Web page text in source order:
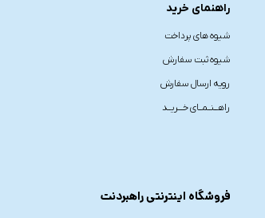
راهنمای خرید
شیوه های پرداخت
شیوه ثبت سفارش
رویه ارسال سفارش
راهـــنــمــای خـــریــد
فروشگاه اینترنتی راهبردنت